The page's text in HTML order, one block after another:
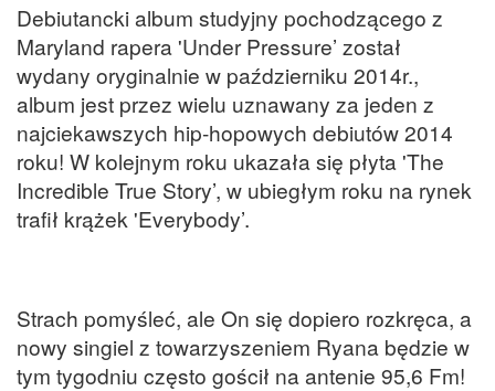
Debiutancki album studyjny pochodzącego z
Maryland rapera 'Under Pressure’ został
wydany oryginalnie w październiku 2014r.,
album jest przez wielu uznawany za jeden z
najciekawszych hip-hopowych debiutów 2014
roku! W kolejnym roku ukazała się płyta 'The
Incredible True Story’, w ubiegłym roku na rynek
trafił krążek 'Everybody’.
Strach pomyśleć, ale On się dopiero rozkręca, a
nowy singiel z towarzyszeniem Ryana będzie w
tym tygodniu często gościł na antenie 95,6 Fm!